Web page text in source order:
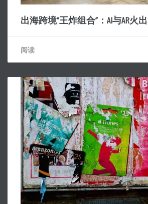
出海跨境“王炸组合”：AI与AR火
阅读